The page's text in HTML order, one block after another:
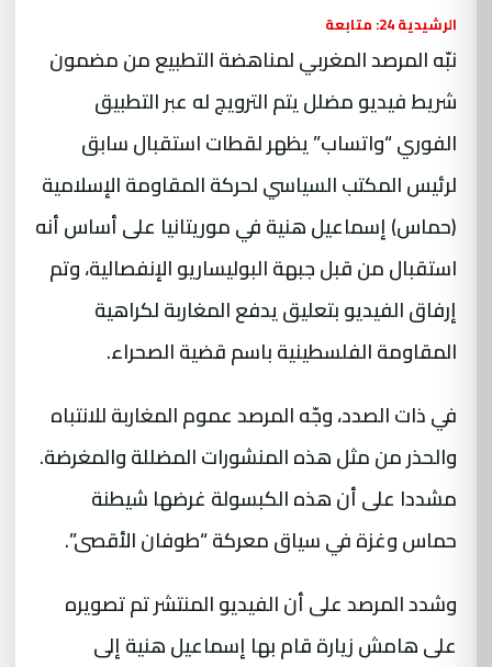
الرشيدية 24: متابعة
نبّه المرصد المغربي لمناهضة التطبيع من مضمون
شريط فيديو مضلل يتم الترويج له عبر التطبيق
الفوري “واتساب” يظهر لقطات استقبال سابق
لرئيس المكتب السياسي لحركة المقاومة الإسلامية
(حماس) إسماعيل هنية في موريتانيا على أساس أنه
استقبال من قبل جبهة البوليساريو الإنفصالية، وتم
إرفاق الفيديو بتعليق يدفع المغاربة لكراهية
المقاومة الفلسطينية باسم قضية الصحراء.
في ذات الصدد، وجّه المرصد عموم المغاربة للانتباه
والحذر من مثل هذه المنشورات المضللة والمغرضة.
مشددا على أن هذه الكبسولة غرضها شيطنة
حماس وغزة في سياق معركة “طوفان الأقصى”.
وشدد المرصد على أن الفيديو المنتشر تم تصويره
على هامش زيارة قام بها إسماعيل هنية إلى